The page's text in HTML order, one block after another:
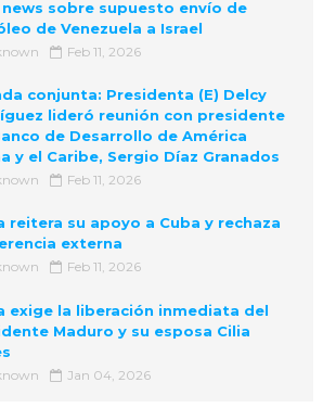
sobre supuesto envío de
de Venezuela a Israel
Feb 11, 2026
conjunta: Presidenta (E) Delcy
lideró reunión con presidente
de Desarrollo de América
y el Caribe, Sergio Díaz Granados
Feb 11, 2026
reitera su apoyo a Cuba y rechaza
externa
Feb 11, 2026
exige la liberación inmediata del
Maduro y su esposa Cilia
Jan 04, 2026